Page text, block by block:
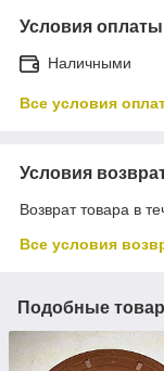
Условия оплаты
Наличными
Все условия
Условия
Возврат товара в
Все условия
Подобные